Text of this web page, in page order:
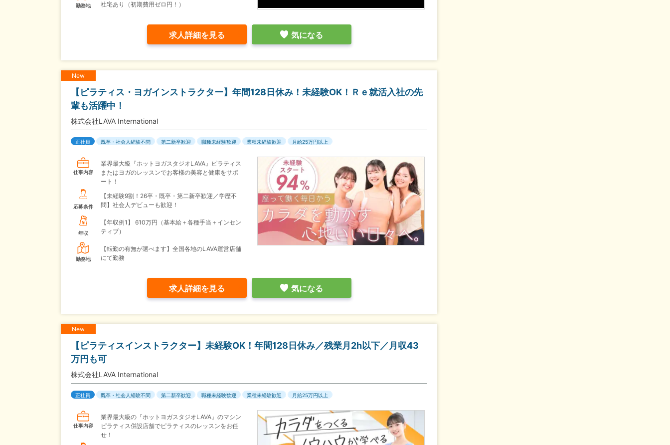
勤務地
社宅あり（初期費用ゼロ円！）
求人詳細を見る 気になる
New
【ピラティス・ヨガインストラクター】年間128日休み！未経験OK！Ｒｅ就活入社の先
輩も活躍中！
株式会社LAVA International
正社員 既卒・社会人経験不問 第二新卒歓迎 職種未経験歓迎 業種未経験歓迎 月給25万円以上
仕事内容
業界最大級『ホットヨガスタジオLAVA』ピラティス
またはヨガのレッスンでお客様の美容と健康をサポ
ート！
応募条件
【未経験9割！26卒・既卒・第二新卒歓迎／学歴不
問】社会人デビューも歓迎！
年収
【年収例1】
610万円（基本給＋各種手当＋インセン
ティブ）
勤務地
【転勤の有無が選べます】全国各地のLAVA運営店舗
にて勤務
求人詳細を見る 気になる
New
【ピラティスインストラクター】未経験OK！年間128日休み／残業月2h以下／月収43
万円も可
株式会社LAVA International
正社員 既卒・社会人経験不問 第二新卒歓迎 職種未経験歓迎 業種未経験歓迎 月給25万円以上
仕事内容
業界最大級の『ホットヨガスタジオLAVA』のマシン
ピラティス併設店舗でピラティスのレッスンをお任
せ！